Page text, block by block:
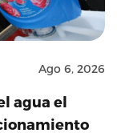
Ago 6, 2026
agua el